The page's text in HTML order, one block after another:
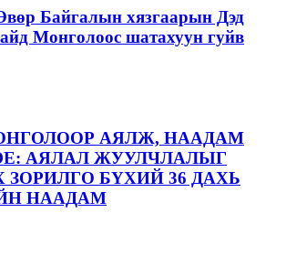
Байгалын хязгаарын Дэд
Монголоос шатахуун гуйв
АЯЛЖ, НААДАМ
АЯЛАЛ ЖУУЛЧЛАЛЫГ
БҮХИЙ 36 ДАХЬ
НААДАМ